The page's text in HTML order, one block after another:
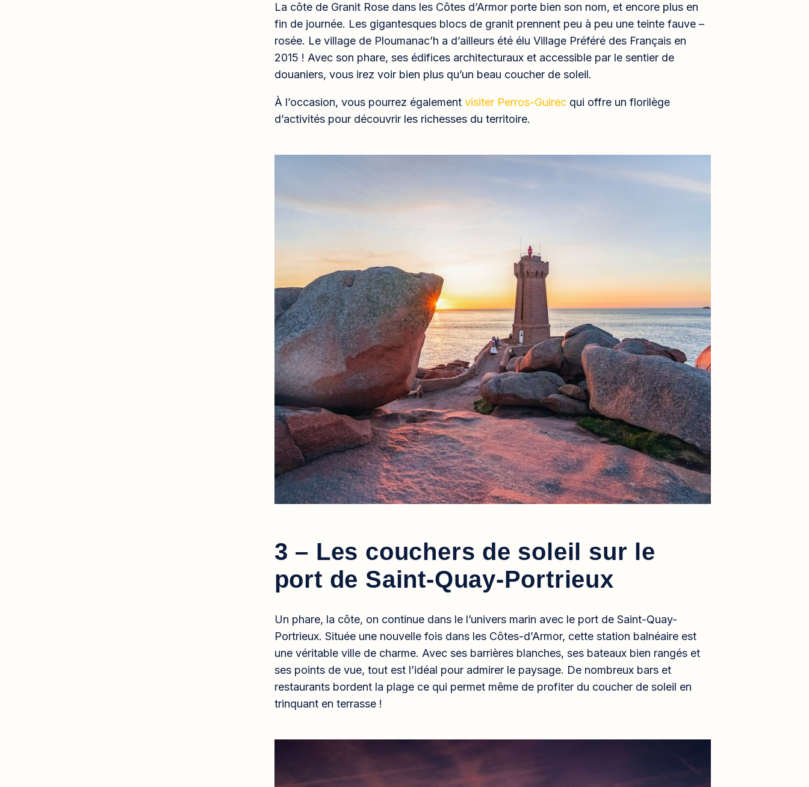
La côte de Granit Rose dans les Côtes d’Armor porte bien son nom, et encore plus en
fin de journée. Les gigantesques blocs de granit prennent peu à peu une teinte fauve –
rosée. Le village de Ploumanac’h a d’ailleurs été élu Village Préféré des Français en
2015 ! Avec son phare, ses édifices architecturaux et accessible par le sentier de
douaniers, vous irez voir bien plus qu’un beau coucher de soleil.
À l’occasion, vous pourrez également visiter Perros-Guirecqui offre un florilège
d’activités pour découvrir les richesses du territoire.
3 – Les couchers de soleil sur le
port de Saint-Quay-Portrieux
Un phare, la côte, on continue dans le l’univers marin avec le port de Saint-Quay-
Portrieux. Située une nouvelle fois dans les Côtes-d’Armor, cette station balnéaire est
une véritable ville de charme. Avec ses barrières blanches, ses bateaux bien rangés et
ses points de vue, tout est l’idéal pour admirer le paysage. De nombreux bars et
restaurants bordent la plage ce qui permet même de profiter du coucher de soleil en
trinquant en terrasse !